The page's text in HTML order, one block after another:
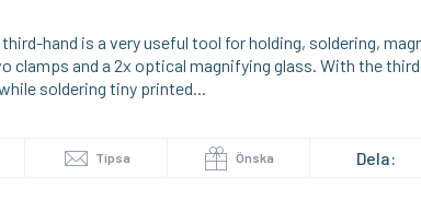
hand is a very useful tool for holding, soldering,
clamps and a 2x optical magnifying glass. With the
soldering tiny printed...
Tipsa Önska Dela: